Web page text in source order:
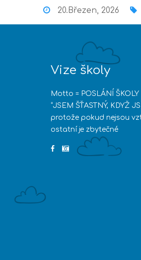
20.Březen, 2026
Vize školy
Motto = POSLÁNÍ ŠKOLY
“JSEM ŠŤASTNÝ, KDYŽ
protože pokud nejsou
ostatní je zbytečné